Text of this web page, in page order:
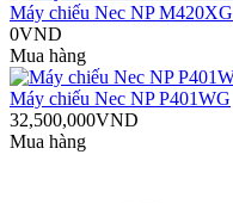
Máy chiếu Nec NP M420XG
0VND
Mua hàng
Máy chiếu Nec NP P401WG
32,500,000VND
Mua hàng